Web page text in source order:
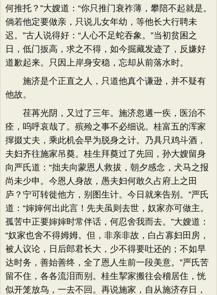
何推托？​”大嫂道：​“你只推门衰祚薄，攀陪不起就是。
倘若他定要做亲，只说儿女年幼，等他长大行聘未
迟。​”古人说得好：​“人心不足蛇吞象。​”当初贫困之
日，低门扳高，求之不得，如今掘藏发迹了，反嫌好
道歉起来。只因上岸身安稳，忘却从前落水时。
施济是个正直之人，只道他真个谦逊，并不疑有
他故。
荏苒光阴，又过了三年。施济忽遘一疾，医治不
痊，呜呼哀哉了。殡殓之事不必细说。桂富五的浑家
撺掇丈夫，乘此机会早为脱身之计。乃具只鸡斗酒，
夫妇齐往施家吊奠。桂生拜奠过了先回，孙大嫂留身
向严氏道：​“拙夫向蒙恩人救拔，朝夕感念，犬马之报
尚未少申。今恩人身故，愚夫妇何敢久占府上之田
庐？宁可转徙他方，别图生计。今日就来告别。​”严氏
道：​“婶婶何出此言！先夫虽则去世，奴家亦可做主。
孤苦中正要婶婶时常伴话，何忍舍我而去。​”大嫂道：​
“奴家也舍不得姆姆。但，非亲非故，白占寡妇田房，
被人议论，日后郎君长大，少不得要吐还的；不如早
达时务，善始善终，全了恩人生前一段美意。​”严氏苦
留不住，各各流泪而别。桂生挈家搬往会稽居住，恍
似开笼放鸟，一去不回。再说施家，自从施济存日，